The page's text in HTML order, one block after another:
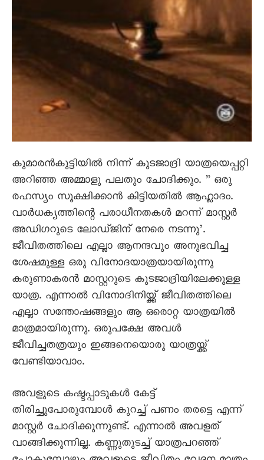
കുമാരൻകുട്ടിയിൽ നിന്ന് കുടജാദ്രി യാത്രയെപ്പറ്റി
അറിഞ്ഞ അമ്മാളു പലതും ചോദിക്കും. ” ഒരു
രഹസ്യം സൂക്ഷിക്കാൻ കിട്ടിയതിൽ ആഹ്ലാദം.
വാർധക്യത്തിന്റെ പരാധീനതകൾ മറന്ന് മാസ്റ്റർ
അഡിഗറുടെ ലോഡ്ജിന് നേരെ നടന്നു’.
ജീവിതത്തിലെ എല്ലാ ആനന്ദവും അനുഭവിച്ച
ശേഷമുള്ള ഒരു വിനോദയാത്രയായിരുന്നു
കരുണാകരൻ മാസ്റ്ററുടെ കുടജാദ്രിയിലേക്കുള്ള
യാത്ര. എന്നാൽ വിനോദിനിയ്ക്ക് ജീവിതത്തിലെ
എല്ലാ സന്തോഷങ്ങളും ആ ഒരൊറ്റ യാത്രയിൽ
മാത്രമായിരുന്നു. ഒരുപക്ഷേ അവൾ
ജീവിച്ചതത്രയും ഇങ്ങനെയൊരു യാത്രയ്ക്ക്
വേണ്ടിയാവാം.
അവളുടെ കഷ്ടപ്പാടുകൾ കേട്ട്
തിരിച്ചുപോരുമ്പോൾ കുറച്ച് പണം തരട്ടെ എന്ന്
മാസ്റ്റർ ചോദിക്കുന്നുണ്ട്. എന്നാൽ അവളത്
വാങ്ങിക്കുന്നില്ല. കണ്ണുതുടച്ച് യാത്രപറഞ്ഞ്